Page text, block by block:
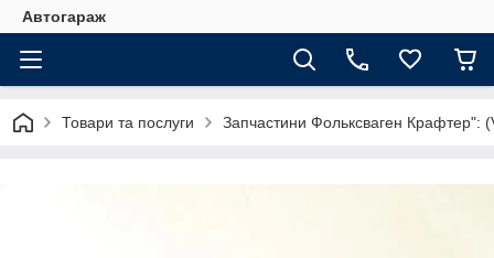
Автогараж
Товари та послуги Запчастини Фольксваген Крафтер":